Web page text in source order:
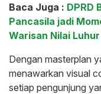
Baca Juga : DPRD
Pancasila jadi
Warisan Nilai
Dengan masterplan
menawarkan visual
setiap pengunjung